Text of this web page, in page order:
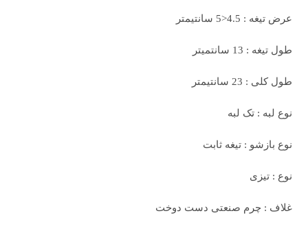
عرض تیغه : 4.5<5 سانتیمتر
طول تیغه : 13 سانتمیتر
طول کلی : 23 سانتیمتر
نوع لبه : تک لبه
نوع بازشو : تیغه ثابت
نوع : تیزی
غلاف : چرم صنعتی دست دوخت